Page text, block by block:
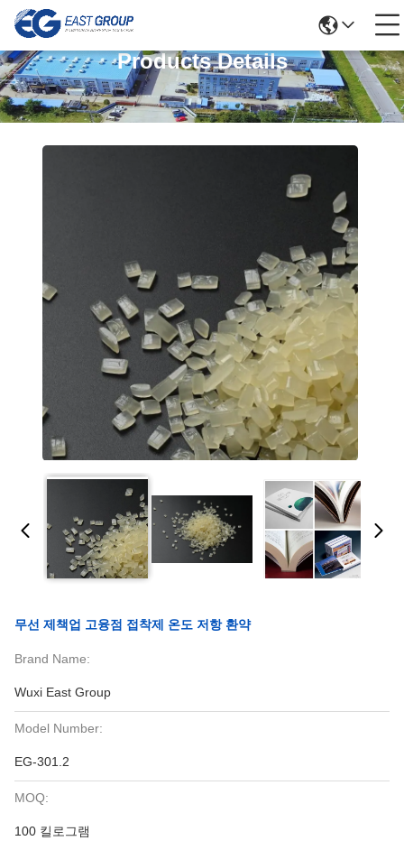
Products Details
무선 제책업 고융점 접착제 온도 저항 환약
Brand Name:
Wuxi East Group
Model Number:
EG-301.2
MOQ:
100 킬로그램